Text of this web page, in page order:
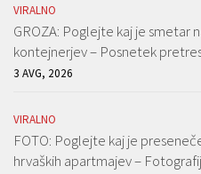
VIRALNO
GROZA: Poglejte kaj je smetar
kontejnerjev – Posnetek
3 AVG, 2026
VIRALNO
FOTO: Poglejte kaj je
hrvaških apartmajev –